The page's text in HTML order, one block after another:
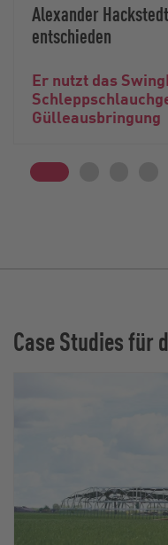
Alexander
entschieden
Er nutzt das
Gülleausbringung
Case Studies für